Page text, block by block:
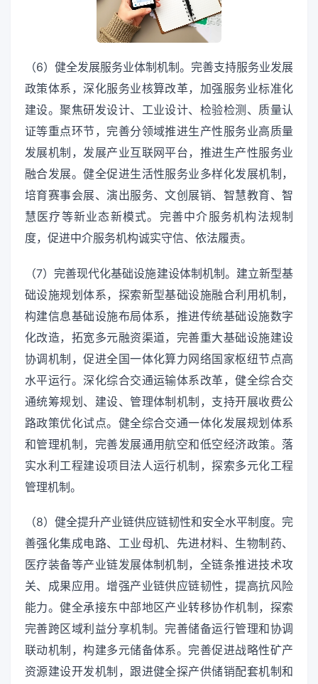
（6）健全发展服务业体制机制。完善支持服务业发展
政策体系，深化服务业核算改革，加强服务业标准化
建设。聚焦研发设计、工业设计、检验检测、质量认
证等重点环节，完善分领域推进生产性服务业高质量
发展机制，发展产业互联网平台，推进生产性服务业
融合发展。健全促进生活性服务业多样化发展机制，
培育赛事会展、演出服务、文创展销、智慧教育、智
慧医疗等新业态新模式。完善中介服务机构法规制
度，促进中介服务机构诚实守信、依法履责。
（7）完善现代化基础设施建设体制机制。建立新型基
础设施规划体系，探索新型基础设施融合利用机制，
构建信息基础设施布局体系，推进传统基础设施数字
化改造，拓宽多元融资渠道，完善重大基础设施建设
协调机制，促进全国一体化算力网络国家枢纽节点高
水平运行。深化综合交通运输体系改革，健全综合交
通统筹规划、建设、管理体制机制，支持开展收费公
路政策优化试点。健全综合交通一体化发展规划体系
和管理机制，完善发展通用航空和低空经济政策。落
实水利工程建设项目法人运行机制，探索多元化工程
管理机制。
（8）健全提升产业链供应链韧性和安全水平制度。完
善强化集成电路、工业母机、先进材料、生物制药、
医疗装备等产业链发展体制机制，全链条推进技术攻
关、成果应用。增强产业链供应链韧性，提高抗风险
能力。健全承接东中部地区产业转移协作机制，探索
完善跨区域利益分享机制。完善储备运行管理和协调
联动机制，构建多元储备体系。完善促进战略性矿产
资源建设开发机制，跟进健全探产供储销配套机制和